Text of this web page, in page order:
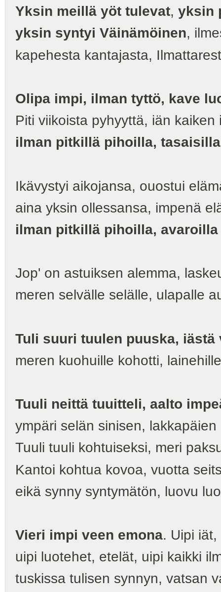
Yksin meillä yöt tulevat, yksin
yksin syntyi Väinämöinen,
kapehesta kantajasta,
Olipa impi, ilman tyttö, kave
Piti viikoista pyhyyttä, iän kaiken
ilman pitkillä pihoilla,
Ikävystyi aikojansa, ouostui
aina yksin ollessansa, impenä
ilman pitkillä pihoilla,
Jop' on astuiksen alemma,
meren selvälle selälle, ulapalle
Tuli suuri tuulen puuska, iästä
meren kuohuille kohotti,
Tuuli neittä tuuitteli, aalto
ympäri selän sinisen,
Tuuli tuuli kohtuiseksi, meri
Kantoi kohtua kovoa, vuotta
eikä synny syntymätön, luovu
Vieri impi veen emona. Uipi
uipi luotehet, etelät, uipi kaikki
tuskissa tulisen synnyn, vatsan